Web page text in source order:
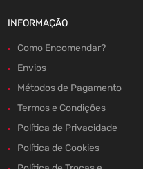
INFORMAÇÃO
Como Encomendar?
Envios
Métodos de Pagamento
Termos e Condições
Política de Privacidade
Política de Cookies